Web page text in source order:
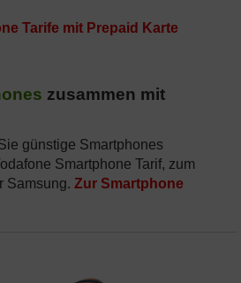
Tarife mit Prepaid Karte
zusammen mit
günstige Smartphones
Smartphone Tarif, zum
Samsung. Zur Smartphone